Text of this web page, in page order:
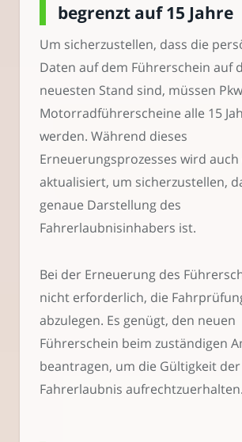
begrenzt auf 15 Jahre
Um sicherzustellen, dass die
Daten auf dem Führerschein auf
neuesten Stand sind, müssen
Motorradführerscheine alle 15
werden. Während dieses
Erneuerungsprozesses wird auch
aktualisiert, um sicherzustellen,
genaue Darstellung des
Fahrerlaubnisinhabers ist.
Bei der Erneuerung des
nicht erforderlich, die
abzulegen. Es genügt, den neuen
Führerschein beim zuständigen
beantragen, um die Gültigkeit der
Fahrerlaubnis aufrechtzuerhalten.